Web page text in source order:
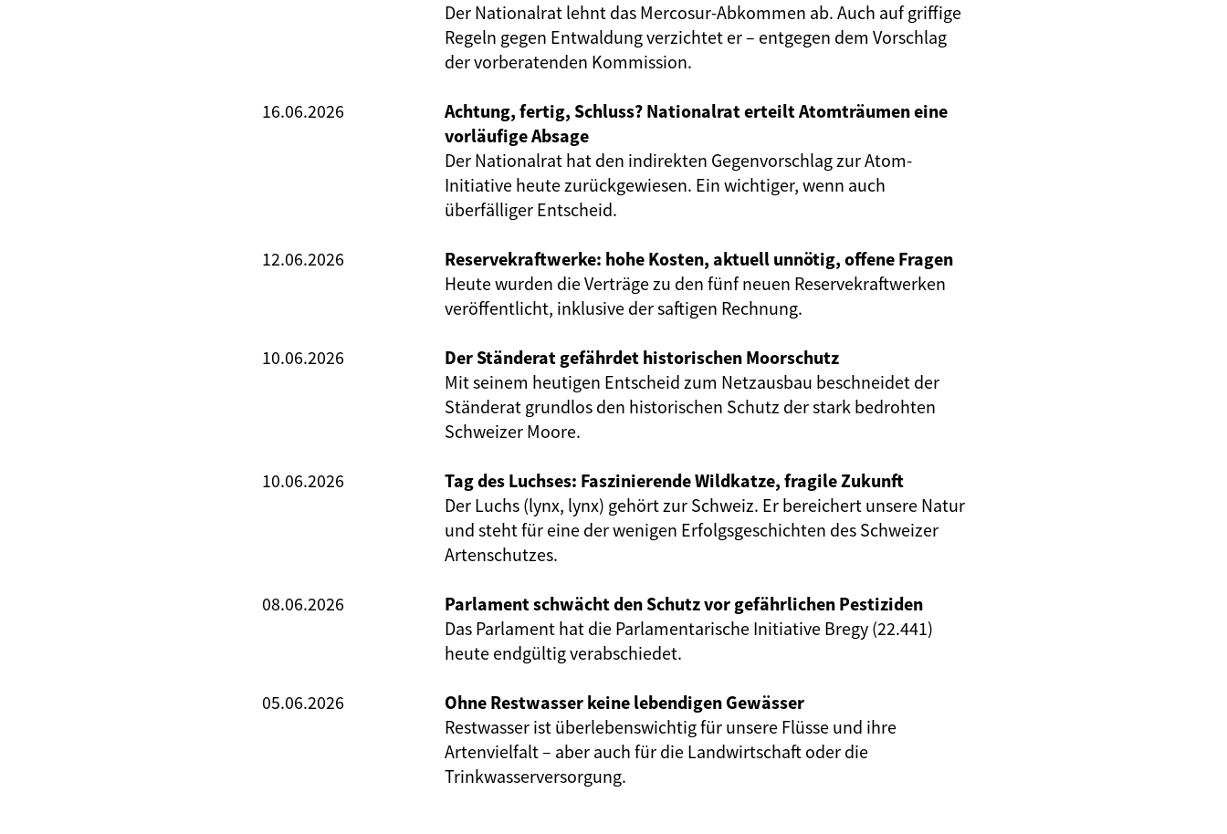
Der Nationalrat lehnt das Mercosur-Abkommen ab. Auch auf griffige
Regeln gegen Entwaldung verzichtet er – entgegen dem Vorschlag
der vorberatenden Kommission.
16.06.2026
Achtung, fertig, Schluss? Nationalrat erteilt Atomträumen eine
vorläufige Absage
Der Nationalrat hat den indirekten Gegenvorschlag zur Atom-
Initiative heute zurückgewiesen. Ein wichtiger, wenn auch
überfälliger Entscheid.
12.06.2026
Reservekraftwerke: hohe Kosten, aktuell unnötig, offene Fragen
Heute wurden die Verträge zu den fünf neuen Reservekraftwerken
veröffentlicht, inklusive der saftigen Rechnung.
10.06.2026
Der Ständerat gefährdet historischen Moorschutz
Mit seinem heutigen Entscheid zum Netzausbau beschneidet der
Ständerat grundlos den historischen Schutz der stark bedrohten
Schweizer Moore.
10.06.2026
Tag des Luchses: Faszinierende Wildkatze, fragile Zukunft
Der Luchs (lynx, lynx) gehört zur Schweiz. Er bereichert unsere Natur
und steht für eine der wenigen Erfolgsgeschichten des Schweizer
Artenschutzes.
08.06.2026
Parlament schwächt den Schutz vor gefährlichen Pestiziden
Das Parlament hat die Parlamentarische Initiative Bregy (22.441)
heute endgültig verabschiedet.
05.06.2026
Ohne Restwasser keine lebendigen Gewässer
Restwasser ist überlebenswichtig für unsere Flüsse und ihre
Artenvielfalt – aber auch für die Landwirtschaft oder die
Trinkwasserversorgung.